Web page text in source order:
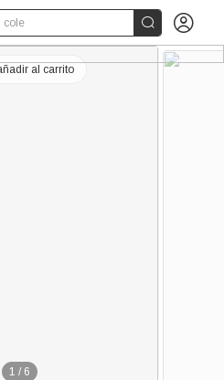
cole  
1 / 6
al carrito